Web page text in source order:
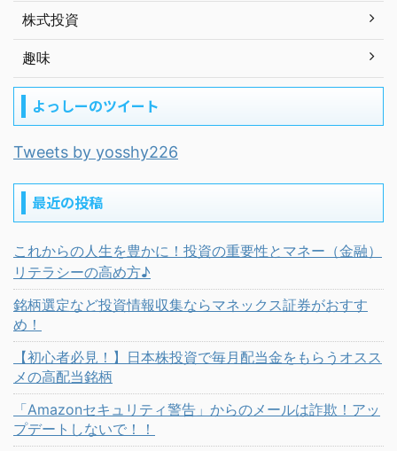
株式投資
趣味
よっしーのツイート
Tweets by yosshy226
最近の投稿
これからの人生を豊かに！投資の重要性とマネー（金融）
リテラシーの高め方♪
銘柄選定など投資情報収集ならマネックス証券がおすす
め！
【初心者必見！】日本株投資で毎月配当金をもらうオスス
メの高配当銘柄
「Amazonセキュリティ警告」からのメールは詐欺！アッ
プデートしないで！！